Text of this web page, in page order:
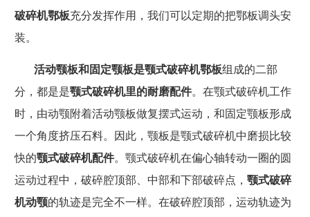
破碎机鄂板充分发挥作用，我们可以定期的把鄂板调头安
装。
活动颚板和固定颚板是颚式破碎机鄂板组成的二部
分，都是是颚式破碎机里的耐磨配件。在颚式破碎机工作
时，由动颚附着活动颚板做复摆式运动，和固定颚板形成
一个角度挤压石料。因此，颚板是颚式破碎机中磨损比较
快的颚式破碎机配件。颚式破碎机在偏心轴转动一圈的圆
运动过程中，破碎腔顶部、中部和下部破碎点， 颚式破碎
机动颚的轨迹是完全不一样。在破碎腔顶部，运动轨迹为